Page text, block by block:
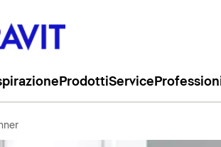
ProdottiService